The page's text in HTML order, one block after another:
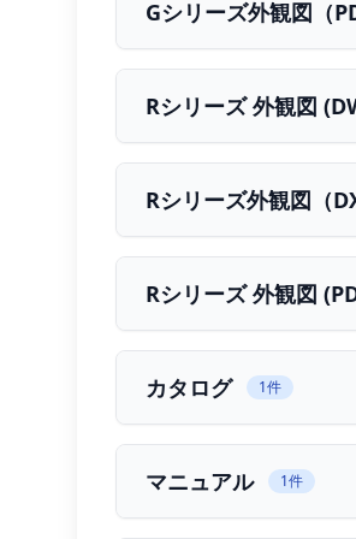
happy gate門番総合カタログ
マニュアル
メロディブザー操作方法
接続・配線図
点検マニュアル
Rシリーズ点検マニュアルGシ
Gシリーズ外観図（
Rシリーズ 外観図
Rシリーズ外観図（
Rシリーズ 外観図
カタログ 1件
マニュアル 1件